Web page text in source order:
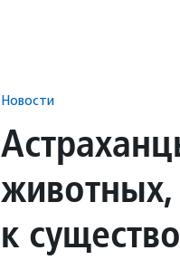
Новости
животных,
к